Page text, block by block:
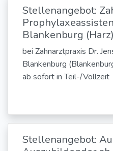
Stellenangebot:
Blankenburg (Harz)
bei Zahnarztpraxis Dr.
Blankenburg
ab sofort in Teil-/Vollzeit
Stellenangebot: